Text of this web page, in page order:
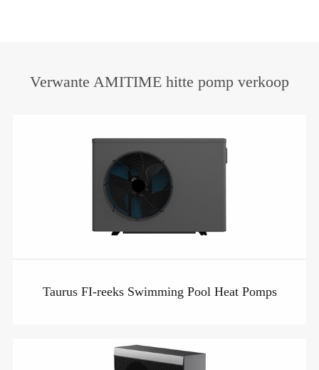
Verwante AMITIME hitte pomp verkoop
Taurus FI-reeks Swimming Pool Heat Pomps